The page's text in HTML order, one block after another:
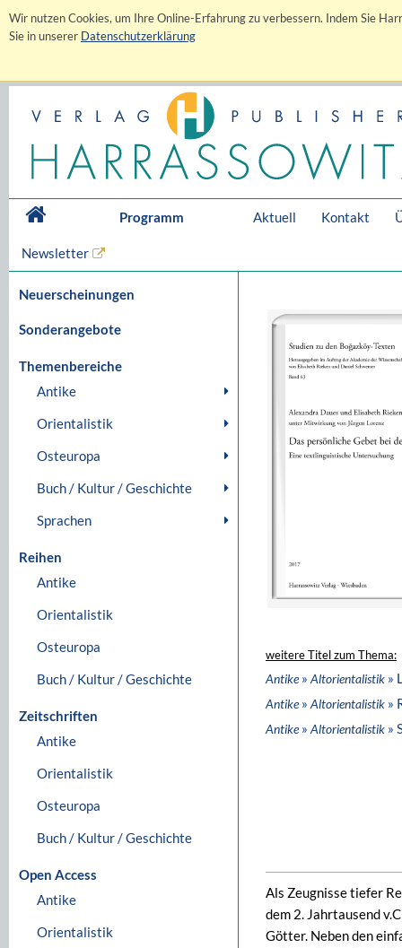
Wir nutzen Cookies, um Ihre Online-Erfahrung zu verbessern. Indem Sie
Sie in unserer Datenschutzerklärung
Programm Aktuell Kontakt
Newsletter
Neuerscheinungen
Sonderangebote
Themenbereiche
Antike
Orientalistik
Osteuropa
Buch / Kultur / Geschichte
Sprachen
Reihen
Antike
Orientalistik
Osteuropa
Buch / Kultur / Geschichte
Zeitschriften
Antike
Orientalistik
Osteuropa
Buch / Kultur / Geschichte
Open Access
Antike
Orientalistik
weitere Titel zum Thema:
Antike» Altorientalistik »
Antike» Altorientalistik »
Antike» Altorientalistik »
Als Zeugnisse tiefer
dem 2. Jahrtausend
Götter. Neben den